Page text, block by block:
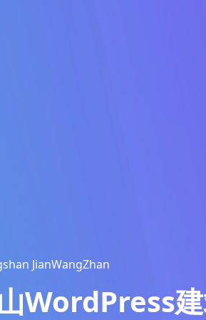
JianWangZhan
WordPress